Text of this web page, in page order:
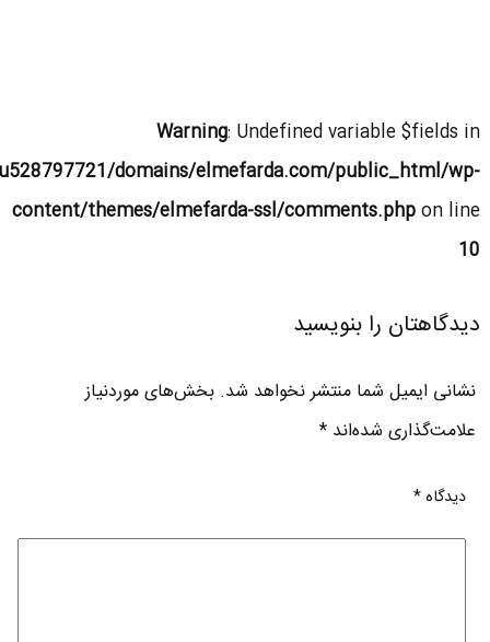
Warning: Undefined variable $fields in
domains/elmefarda.com/public_html/wp-
content/themes/elmefarda-ssl/comments.phpon line
10
دیدگاهتان را بنویسید
نشانی ایمیل شما منتشر نخواهد شد. بخش‌های موردنیاز
علامت‌گذاری شده‌اند*
دیدگاه*